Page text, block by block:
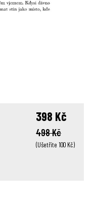
498 Kč
(Ušetříte 100 Kč)
398 Kč